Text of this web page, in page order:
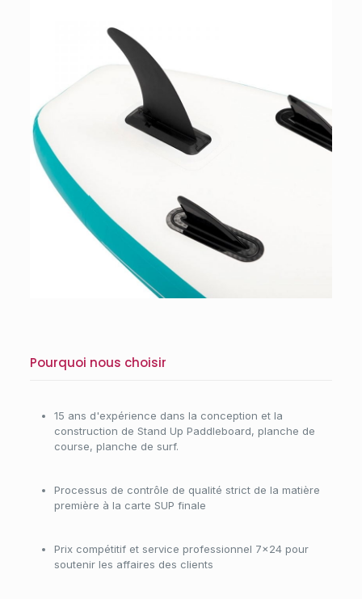
Pourquoi nous choisir
15 ans d'expérience dans la conception et la
construction de Stand Up Paddleboard, planche de
course, planche de surf.
Processus de contrôle de qualité strict de la matière
première à la carte SUP finale
Prix compétitif et service professionnel 7×24 pour
soutenir les affaires des clients